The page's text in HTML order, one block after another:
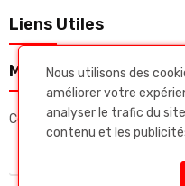
Liens Utiles
Mon Compte
Copyright © Daluz
Nous utilisons des
améliorer votre
analyser le trafic du
contenu et les